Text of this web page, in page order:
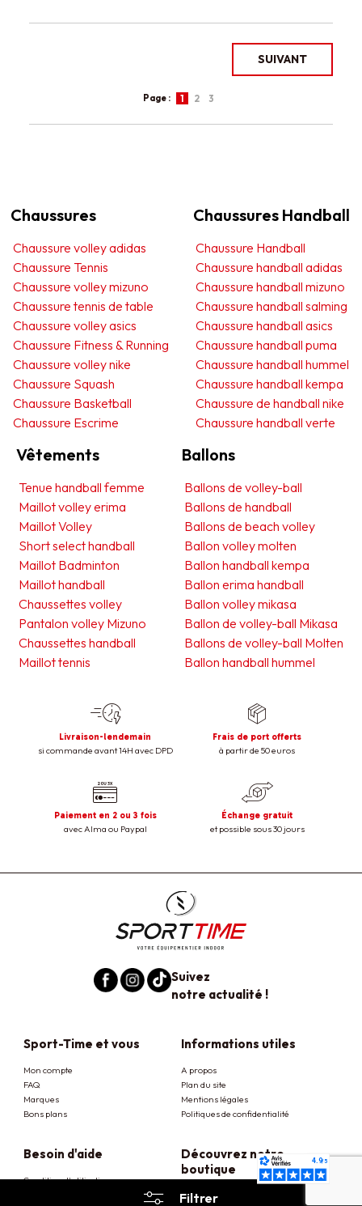
Filtrer
SUIVANT
Page : 1 2 3
Chaussures
Chaussure volley adidas
Chaussure Tennis
Chaussure volley mizuno
Chaussure tennis de table
Chaussure volley asics
Chaussure Fitness & Running
Chaussure volley nike
Chaussure Squash
Chaussure Basketball
Chaussure Escrime
Chaussures Handball
Chaussure Handball
Chaussure handball adidas
Chaussure handball mizuno
Chaussure handball salming
Chaussure handball asics
Chaussure handball puma
Chaussure handball hummel
Chaussure handball kempa
Chaussure de handball nike
Chaussure handball verte
Vêtements
Tenue handball femme
Maillot volley erima
Maillot Volley
Short select handball
Maillot Badminton
Maillot handball
Chaussettes volley
Pantalon volley Mizuno
Chaussettes handball
Maillot tennis
Ballons
Ballons de volley-ball
Ballons de handball
Ballons de beach volley
Ballon volley molten
Ballon handball kempa
Ballon erima handball
Ballon volley mikasa
Ballon de volley-ball Mikasa
Ballons de volley-ball Molten
Ballon handball hummel
Livraison-lendemain
si commande avant 14H avec DPD
Frais de port offerts
à partir de 50 euros
Paiement en 2 ou 3 fois
avec Alma ou Paypal
Échange gratuit
et possible sous 30 jours
Suivez
notre actualité !
Sport-Time et vous
Mon compte
FAQ
Marques
Bons plans
Informations utiles
A propos
Plan du site
Mentions légales
Politiques de confidentialité
Besoin d'aide
Condition d'utilisation
Découvrez notre
boutique
26 rue de la Fauconnière